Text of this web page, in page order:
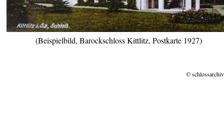
(Beispielbild, Barockschloss Kittlitz, Postkarte 1927)
©